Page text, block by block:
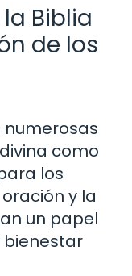
Biblia
de los
numerosas
como
los
y la
un papel
bienestar